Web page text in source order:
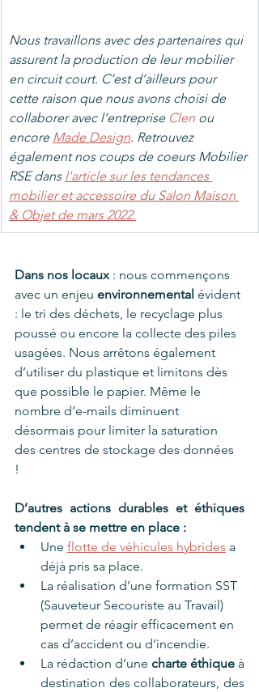
Nous travaillons avec des partenaires qui
assurent la production de leur mobilier
en circuit court. C’est d’ailleurs pour
cette raison que nous avons choisi de
collaborer avec l’entreprise Clen ou
encore Made Design. Retrouvez
également nos coups de coeurs Mobilier
RSE dans l'article sur les tendances
mobilier et accessoire du Salon Maison
& Objet de mars 2022.
Dans nos locaux : nous commençons
avec un enjeu environnemental évident
: le tri des déchets, le recyclage plus
poussé ou encore la collecte des piles
usagées. Nous arrêtons également
d’utiliser du plastique et limitons dès
que possible le papier. Même le
nombre d’e-mails diminuent
désormais pour limiter la saturation
des centres de stockage des données
!
D’autres actions durables et éthiques
tendent à se mettre en place :
Une flotte de véhicules hybrides a
déjà pris sa place.
La réalisation d’une formation SST
(Sauveteur Secouriste au Travail)
permet de réagir efficacement en
cas d’accident ou d’incendie.
La rédaction d’une charte éthique à
destination des collaborateurs, des